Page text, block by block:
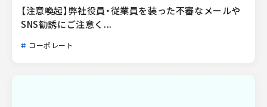
【注意喚起】弊社役員・従業員を装った不審なメールや
SNS勧誘にご注意く...
コーポレート